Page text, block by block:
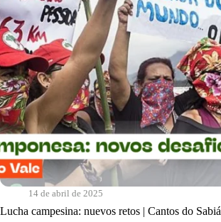
14 de abril de 2025
Lucha campesina: nuevos retos | Cantos do Sabiá